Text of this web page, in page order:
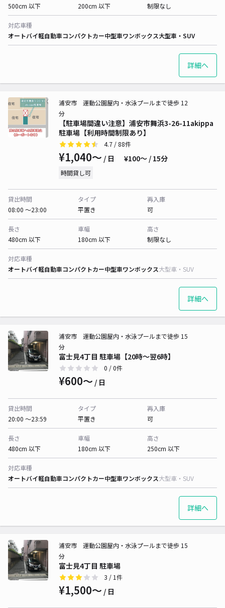
500cm 以下
200cm 以下
制限なし
対応車種
オートバイ軽自動車コンパクトカー中型車ワンボックス大型車・SUV
詳細へ
【駐車場間違い注意】浦安市舞浜3-26-11akippa
駐車場【利用時間制限あり】
浦安市 運動公園屋内・水泳プールまで徒歩 12
分
4.7 / 88件
¥1,040〜 / 日 ¥100〜 / 15分
時間貸し可
貸出時間
08:00 〜23:00
タイプ
平置き
再入庫
可
長さ
480cm 以下
車幅
180cm 以下
高さ
制限なし
対応車種
オートバイ軽自動車コンパクトカー中型車ワンボックス大型車・SUV
詳細へ
富士見4丁目 駐車場【20時～翌6時】
浦安市 運動公園屋内・水泳プールまで徒歩 15
分
0 / 0件
¥600〜 / 日
貸出時間
20:00 〜23:59
タイプ
平置き
再入庫
可
長さ
480cm 以下
車幅
180cm 以下
高さ
250cm 以下
対応車種
オートバイ軽自動車コンパクトカー中型車ワンボックス大型車・SUV
詳細へ
富士見4丁目 駐車場
浦安市 運動公園屋内・水泳プールまで徒歩 15
分
3 / 1件
¥1,500〜 / 日